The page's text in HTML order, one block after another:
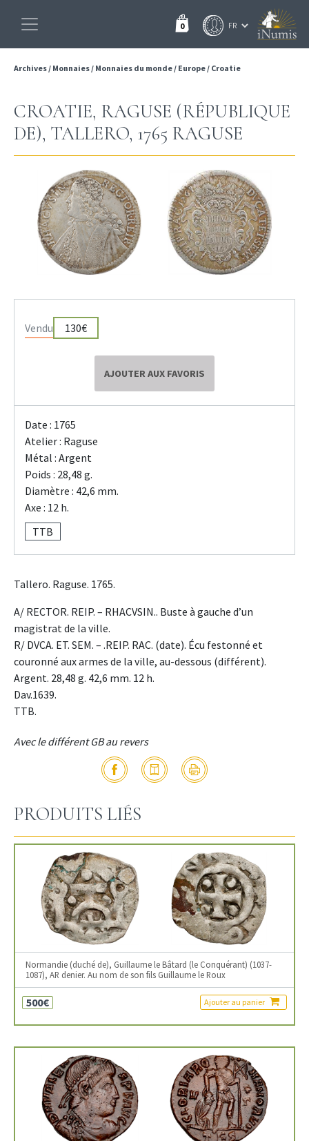
0
Archives/ Monnaies/ Monnaies du monde/ Europe/ Croatie
CROATIE, RAGUSE (RÉPUBLIQUE
DE), TALLERO, 1765 RAGUSE
Vendu 130€
AJOUTER AUX FAVORIS
Date : 1765
Atelier : Raguse
Métal : Argent
Poids : 28,48 g.
Diamètre : 42,6 mm.
Axe : 12 h.
TTB
Tallero. Raguse. 1765.
A/ RECTOR. REIP. – RHACVSIN.. Buste à gauche d’un
magistrat de la ville.
R/ DVCA. ET. SEM. – .REIP. RAC. (date). Écu festonné et
couronné aux armes de la ville, au-dessous (différent).
Argent. 28,48 g. 42,6 mm. 12 h.
Dav.1639.
TTB.
Avec le différent GB au revers
PRODUITS LIÉS
Normandie (duché de), Guillaume le Bâtard (le Conquérant) (1037-
1087), AR denier. Au nom de son fils Guillaume le Roux
500€ Ajouter au panier